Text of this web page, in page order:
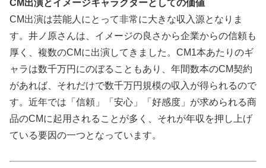
CM出演とイメージキャラクターとしての価値
CM出演は芸能人にとって非常に大きな収入源となりま
す。井ノ原さんは、イメージの良さから企業からの信頼も
厚く、複数のCMに出演してきました。CM1本あたりのギ
ャラは数千万円にのぼることもあり、年間数本のCM契約
があれば、それだけで数千万円規模の収入が得られるので
す。近年では「信頼」「安心」「好感度」が求められる商
品のCMに起用されることが多く、それが年収を押し上げ
ている要因の一つとなっています。